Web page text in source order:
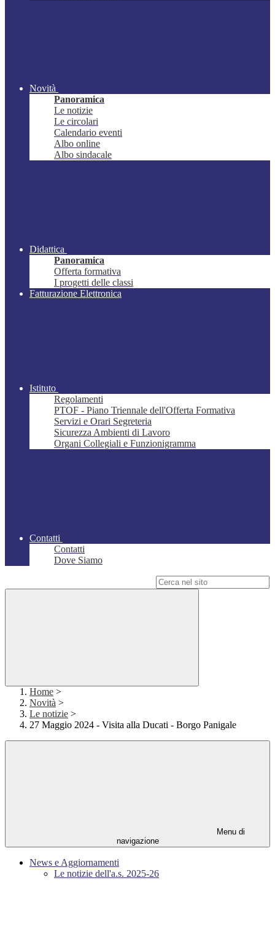
Novità
Panoramica
Le notizie
Le circolari
Calendario eventi
Albo online
Albo sindacale
Didattica
Panoramica
Offerta formativa
I progetti delle classi
Fatturazione Elettronica
Istituto
Regolamenti
PTOF - Piano Triennale dell'Offerta Formativa
Servizi e Orari Segreteria
Sicurezza Ambienti di Lavoro
Organi Collegiali e Funzionigramma
Contatti
Contatti
Dove Siamo
Home >
Novità >
Le notizie >
27 Maggio 2024 - Visita alla Ducati - Borgo Panigale
Menu di
navigazione
News e Aggiornamenti
Le notizie dell'a.s. 2025-26